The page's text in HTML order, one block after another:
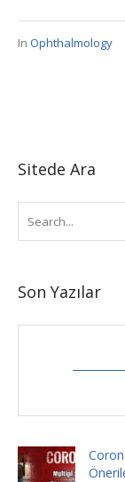
In Ophthalmology
Sitede Ara
Son Yazılar